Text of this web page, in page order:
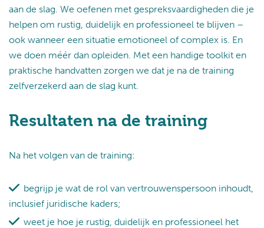
aan de slag. We oefenen met gespreksvaardigheden die je
helpen om rustig, duidelijk en professioneel te blijven –
ook wanneer een situatie emotioneel of complex is. En
we doen méér dan opleiden. Met een handige toolkit en
praktische handvatten zorgen we dat je na de training
zelfverzekerd aan de slag kunt.
Resultaten na de training
Na het volgen van de training:
begrijp je wat de rol van vertrouwenspersoon inhoudt,
inclusief juridische kaders;
weet je hoe je rustig, duidelijk en professioneel het